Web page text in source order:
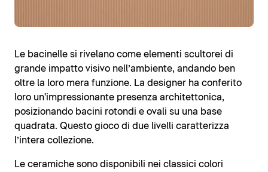
Le bacinelle si rivelano come elementi scultorei di
grande impatto visivo nell’ambiente, andando ben
oltre la loro mera funzione. La designer ha conferito
loro un'impressionante presenza architettonica,
posizionando bacini rotondi e ovali su una base
quadrata. Questo gioco di due livelli caratterizza
l’intera collezione.
Le ceramiche sono disponibili nei classici colori